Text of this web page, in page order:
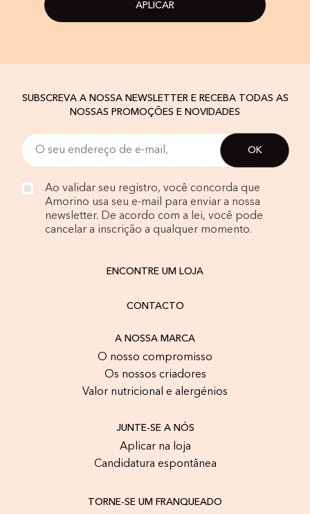
APLICAR
SUBSCREVA A NOSSA NEWSLETTER E RECEBA TODAS AS
NOSSAS PROMOÇÕES E NOVIDADES
Ao validar seu registro, você concorda que
Amorino usa seu e-mail para enviar a nossa
newsletter. De acordo com a lei, você pode
cancelar a inscrição a qualquer momento.
ENCONTRE UM LOJA
CONTACTO
A NOSSA MARCA
O nosso compromisso
Os nossos criadores
Valor nutricional e alergénios
JUNTE-SE A NÓS
Aplicar na loja
Candidatura espontânea
TORNE-SE UM FRANQUEADO